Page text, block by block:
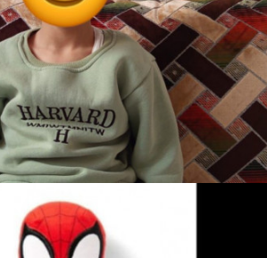
Teslim Edildi
Kumandalı oyuncak araba